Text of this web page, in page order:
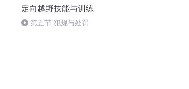
定向越野技能与训练
第五节 犯规与处罚